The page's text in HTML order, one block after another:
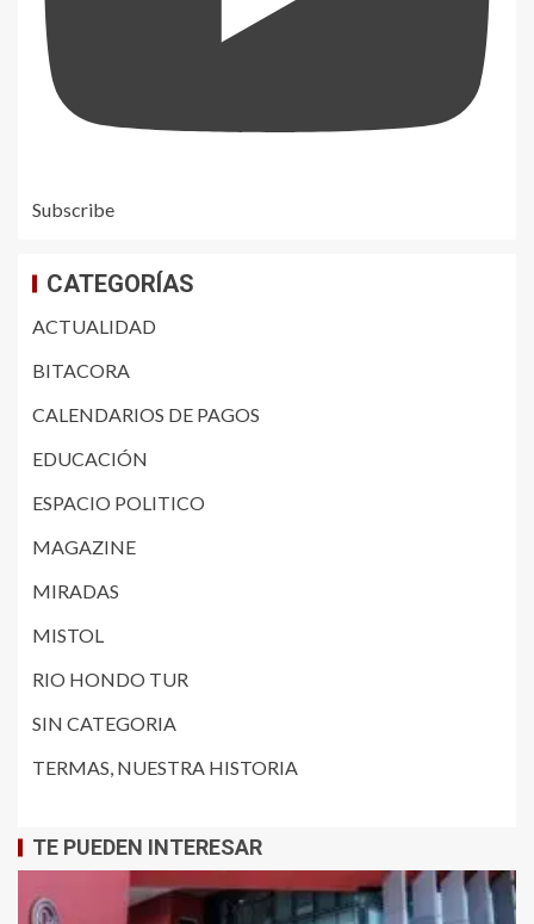
Subscribe
CATEGORÍAS
ACTUALIDAD
BITACORA
CALENDARIOS DE PAGOS
EDUCACIÓN
ESPACIO POLITICO
MAGAZINE
MIRADAS
MISTOL
RIO HONDO TUR
SIN CATEGORIA
TERMAS, NUESTRA HISTORIA
TE PUEDEN INTERESAR